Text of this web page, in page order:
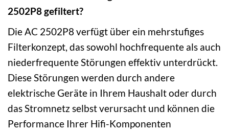
2502P8 gefiltert?
Die AC 2502P8 verfügt über ein mehrstufiges
Filterkonzept, das sowohl hochfrequente als auch
niederfrequente Störungen effektiv unterdrückt.
Diese Störungen werden durch andere
elektrische Geräte in Ihrem Haushalt oder durch
das Stromnetz selbst verursacht und können die
Performance Ihrer Hifi-Komponenten